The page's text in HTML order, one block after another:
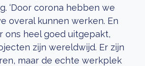
‘Door corona hebben we
overal kunnen werken. En
ons heel goed uitgepakt,
zijn wereldwijd. Er zijn
maar de echte werkplek